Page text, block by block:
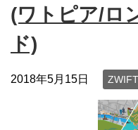
(ワトピア/ロ
ド)
2018年5月15日